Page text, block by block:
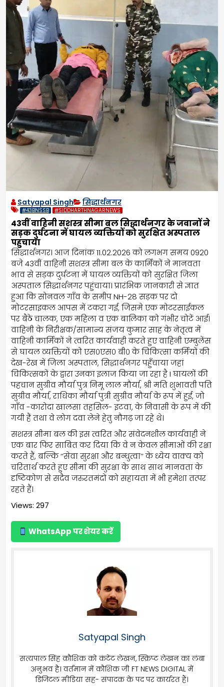
Satyapal Singh सिद्धार्थनगर
#43BNSSB #SIDDHARTHNAGARNEWS
43वीं वाहिनी सशस्त्र सीमा बल सिद्धार्थनगर के जवानों ने
सड़क दुर्घटना में घायल व्यक्तियों को सुरक्षित अस्पताल
पहुचाया
सिद्धार्थनगर। आज दिनांक 11.02.2026 को लगभग समय 0920
बजे 43वीं वाहिनी सशस्त्र सीमा बल के कार्मिकों ने मानवता
भाव से सड़क दुर्घटना में घायल व्यक्तियों को सुरक्षित जिला
अस्पताल सिद्धार्थनगर पहुंचाया। प्रारंभिक जानकारी से ज्ञात
हुआ कि सोनवल गाँव के समीप NH-28 सड़क पर दो
मोटरसाइकल आपस में टकरा गई, जिसमे एक मोटरसाईकल
पर बैठे चालक, एक महिला व एक बालिका को गंभीर चोटें आई।
वाहिनी के निरीक्षक/सामान्य संजय कुमार साह के नेतृत्व में
वाहिनी कार्मिकों ने त्वरित कार्यवाही करते हुए वाहिनी एम्बुलेंस
से घायल व्यक्तियों को एस०एस० बी० के चिकित्सा कर्मियों की
देख-रेख में जिला अस्पताल, सिद्धार्थनगर पहुँचाया जहां
चिकित्सकों के द्वारा उनका इलाज किया जा रहा है I घायलों की
पहचान सुग्रीव मौर्या पुत्र निमू लाल मौर्या, श्री मति शुभावती पति
सुग्रीव मौर्या, राधिका मौर्या पुत्री सुग्रीव मौर्या के रूप में हुई, जो
गाँव -कारोदा खालसा तहसिल- इटवा, के निवासी के रूप में की
गयी हैं तथा वे लोग दवा लेने हेतु नौगढ़ जा रहे थे।
सशस्त्र सीमा बल की इस त्वरित और संवेदनशील कार्यवाही ने
एक बार फिर साबित कर दिया कि वे न केवल सीमाओं की रक्षा
करते हैं, बल्कि ‘’सेवा सुरक्षा और बन्धुत्वा’’ के ध्येय वाक्य को
चरितार्थ करते हुए सीमा की सुरक्षा के साथ साथ मानवता के
दृष्टिकोण से सदैव जरुरतमंदों को सहायता में भी हमेशा तत्पर
रहते हैं।
Views: 297
WhatsApp पर शेयर करें
Satyapal Singh
सत्यपाल सिंह कौशिक को कंटेंट लेखन, स्क्रिप्ट लेखन का लंबा
अनुभव है। वर्तमान में कौशिक जी FT NEWS DIGITAL में
डिजिटल मीडिया सह- संपादक के पद पर कार्यरत हैं।